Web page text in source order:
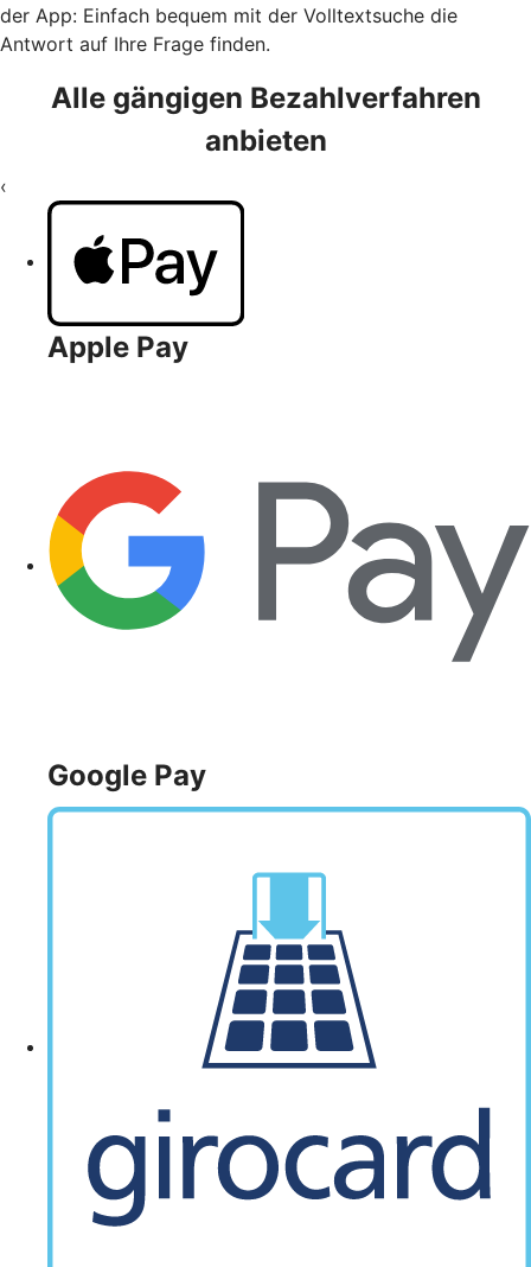
der App: Einfach bequem mit der Volltextsuche die
Antwort auf Ihre Frage finden.
Alle gängigen Bezahlverfahren
anbieten
‹
Apple Pay
Google Pay